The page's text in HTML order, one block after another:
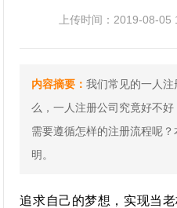
财
关
诚
上传时间：2019-08-05
内容摘要：我们常见的一人
么，一人注册公司究竟好不
需要遵循怎样的注册流程呢
明。
追求自己的梦想，实现当